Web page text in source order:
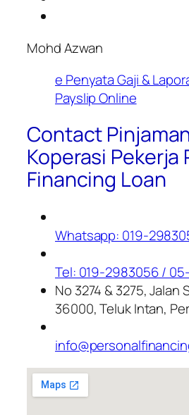
Mohd Azwan
e Penyata Gaji &
Payslip Online
Contact
Koperasi Pekerja
Financing Loan
Whatsapp: 019-
Tel: 019-2983056 /
No 3274 & 3275, Jalan
36000, Teluk Intan,